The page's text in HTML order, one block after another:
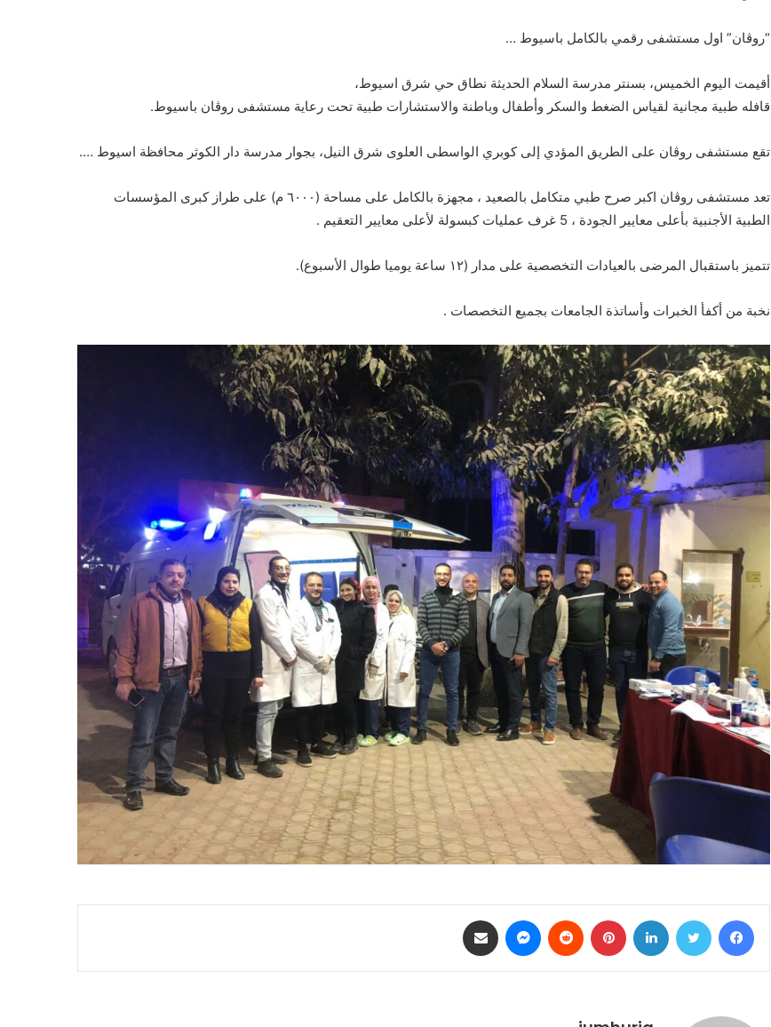
“روڤان” اول مستشفى رقمي بالكامل باسيوط …
أقيمت اليوم الخميس، بسنتر مدرسة السلام الحديثة نطاق حي شرق اسيوط،
قافله طبية مجانية لقياس الضغط والسكر وأطفال وباطنة والاستشارات طبية تحت رعاية مستشفى روڤان باسيوط.
تقع مستشفى روڤان على الطريق المؤدي إلى كوبري الواسطى العلوى شرق النيل، بجوار مدرسة دار الكوثر محافظة اسيوط ….
تعد مستشفى روڤان اكبر صرح طبي متكامل بالصعيد ، مجهزة بالكامل على مساحة (٦٠٠٠ م) على طراز كبرى المؤسسات
الطبية الأجنبية بأعلى معايير الجودة ، 5 غرف عمليات كبسولة لأعلى معايير التعقيم .
تتميز باستقبال المرضى بالعيادات التخصصية على مدار (١٢ ساعة يوميا طوال الأسبوع).
نخبة من أكفأ الخبرات وأساتذة الجامعات بجميع التخصصات .
فيسبوك تويتر لينكدإن بينتيريست ماسنجر